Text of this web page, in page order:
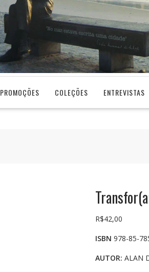
PROMOÇÕES COLEÇÕES ENTREVISTAS
R$42,00
ISBN 978-85-
AUTOR: ALAN